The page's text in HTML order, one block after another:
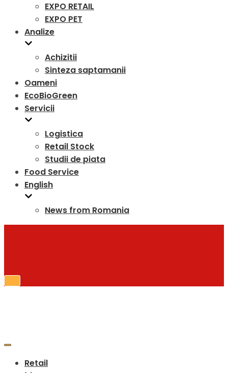
EXPO RETAIL
EXPO PET
Analize
Achizitii
Sinteza saptamanii
Oameni
EcoBioGreen
Servicii
Logistica
Retail Stock
Studii de piata
Food Service
English
News from Romania
Toggle
Toggle
Retail